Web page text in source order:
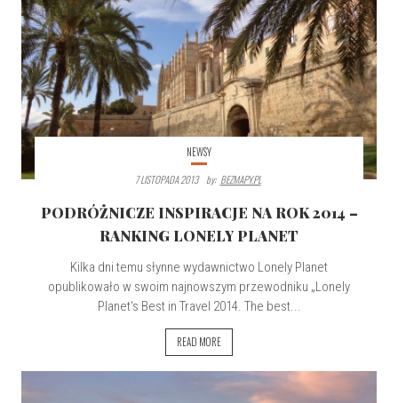
NEWSY
7 LISTOPADA 2013
By: BEZMAPY.PL
PODRÓŻNICZE INSPIRACJE NA ROK 2014 –
RANKING LONELY PLANET
Kilka dni temu słynne wydawnictwo Lonely Planet
opublikowało w swoim najnowszym przewodniku „Lonely
Planet's Best in Travel 2014. The best...
READ MORE